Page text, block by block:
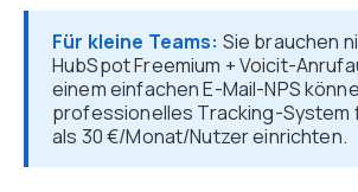
Für kleine Teams: Sie brauchen
HubSpot Freemium + Voicit-
einem einfachen E-Mail-NPS
professionelles Tracking-System
als 30 €/Monat/Nutzer einrichten.